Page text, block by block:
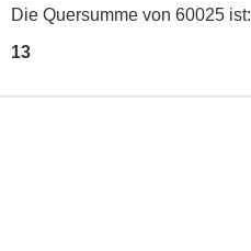
Die Quersumme von 60025 ist:
13